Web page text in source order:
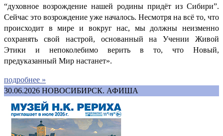
“духовное возрождение нашей родины придёт из Сибири”.
Сейчас это возрождение уже началось. Несмотря на всё то, что
происходит в мире и вокруг нас, мы должны неизменно
сохранять свой настрой, основанный на Учении Живой
Этики и непоколебимо верить в то, что Новый,
предуказанный Мир настанет».
подробнее »
30.06.2026 НОВОСИБИРСК. АФИША